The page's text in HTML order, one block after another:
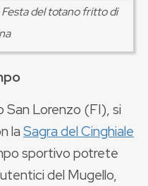
del totano fritto di
San Lorenzo (FI), si
laSagra del Cinghiale
sportivo potrete
del Mugello,